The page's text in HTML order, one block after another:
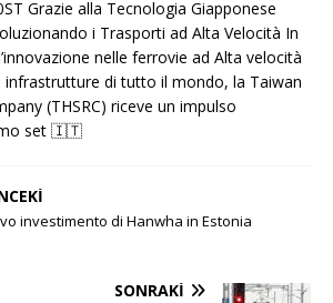
Grazie alla Tecnologia Giapponese
i Trasporti ad Alta Velocità In
nelle ferrovie ad Alta velocità
di tutto il mondo, la Taiwan
(THSRC) riceve un impulso
set 🇮🇹
investimento di Hanwha in Estonia
SONRAKI